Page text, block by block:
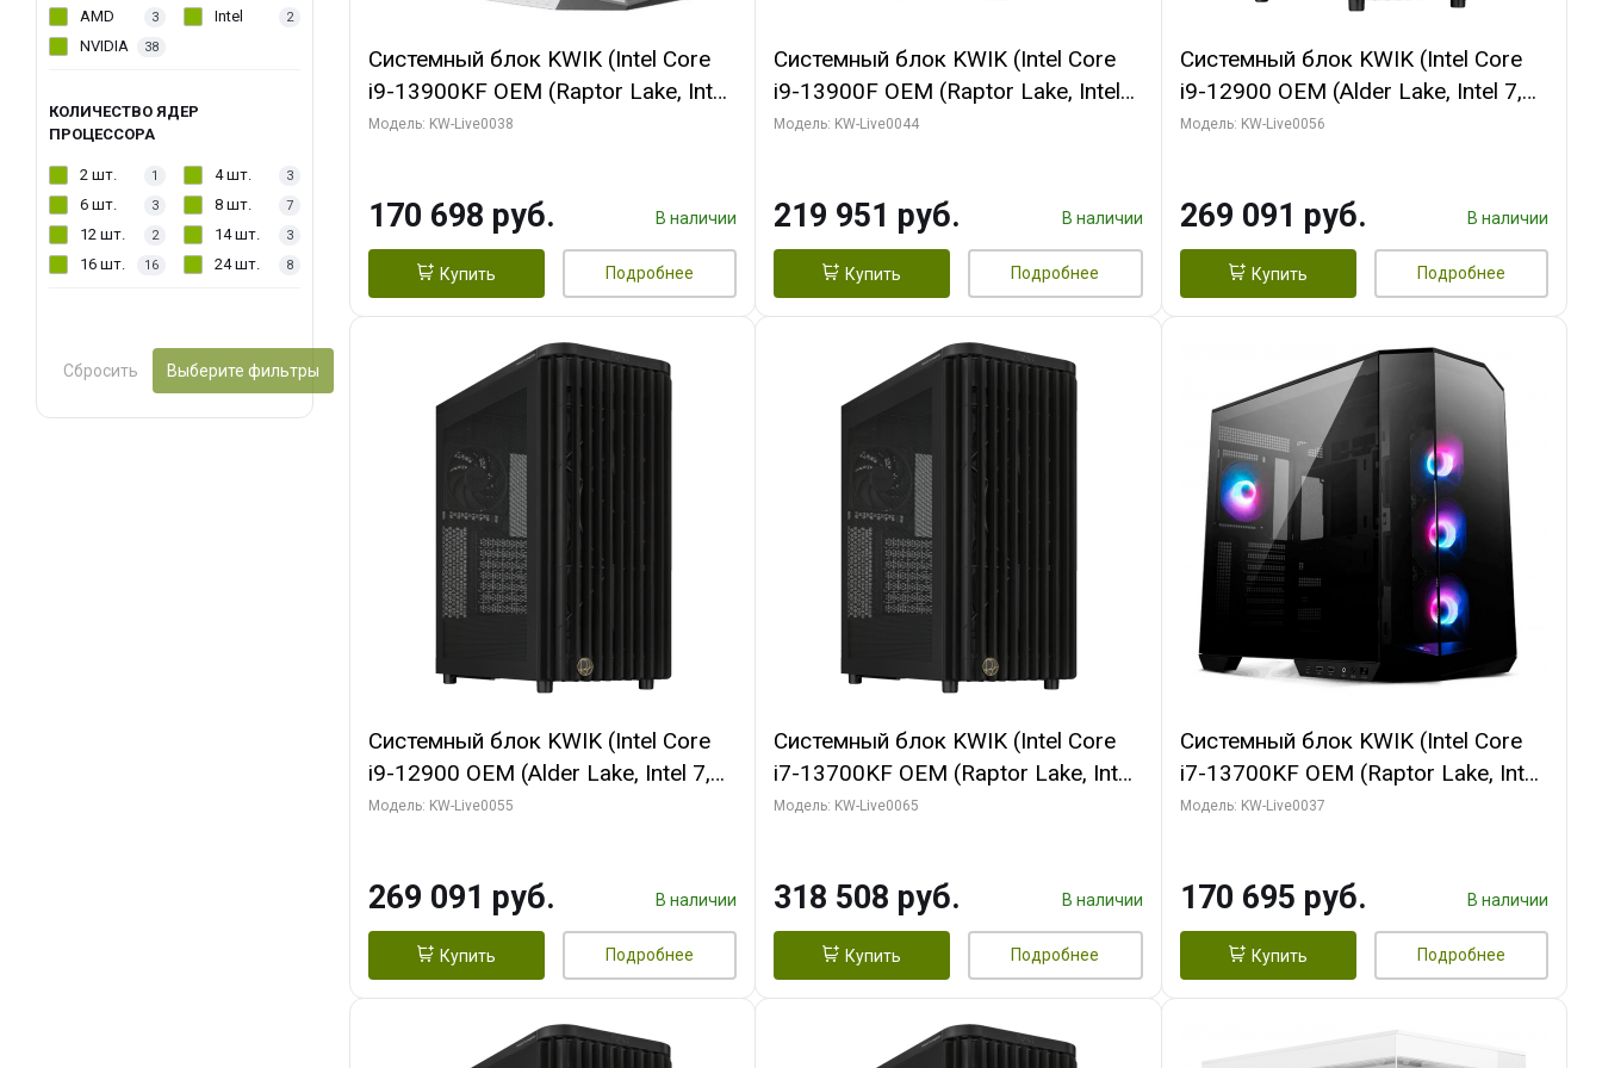
AMD 3 Intel 2
NVIDIA 38
КОЛИЧЕСТВО ЯДЕР
ПРОЦЕССОРА
2 шт. 1 4 шт. 3
6 шт. 3 8 шт. 7
12 шт. 2 14 шт. 3
16 шт. 16 24 шт. 8
Сбросить Выберите фильтры
Системный блок KWIK (Intel Core
i9-13900KF OEM (Raptor Lake, Intel
7, C24 16EC/8P/ 32 ГБ ОЗУ (2
2xDP 2/ 960 ГБ SSD)
Модель: KW-Live0038
170 698 руб. В наличии
Купить Подробнее
Системный блок KWIK (Intel Core
i9-13900F OEM (Raptor Lake, Intel
7, Efficient-co/ 32 ГБ ОЗУ (2
HD/ 512 ГБ SSD)
Модель: KW-Live0044
219 951 руб. В наличии
Купить Подробнее
Системный блок KWIK (Intel Core
i9-12900 OEM (Alder Lake, Intel 7,
C16 8EC/8PC/T2/ 64 ГБ ОЗУ (2
ТБ SSD)
Модель: KW-Live0056
269 091 руб. В наличии
Купить Подробнее
Системный блок KWIK (Intel Core
i9-12900 OEM (Alder Lake, Intel 7,
C16 8EC/8PC/T2/ 64 ГБ ОЗУ (2
HDMI/ 1 ТБ SSD)
Модель: KW-Live0055
269 091 руб. В наличии
Купить Подробнее
Системный блок KWIK (Intel Core
i7-13700KF OEM (Raptor Lake, Intel
7, C16 8EC/8PC/ 64 ГБ ОЗУ (2
2/ 1 ТБ SSD)
Модель: KW-Live0065
318 508 руб. В наличии
Купить Подробнее
Системный блок KWIK (Intel Core
i7-13700KF OEM (Raptor Lake, Intel
7, C16 8EC/8PC/ 32 ГБ ОЗУ (2
HDMI/ 1 ТБ SSD)
Модель: KW-Live0037
170 695 руб. В наличии
Купить Подробнее